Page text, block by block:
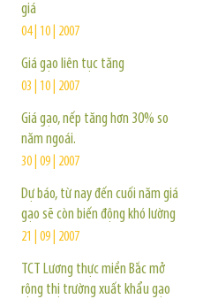
giá
04 | 10 | 2007
Giá gạo liên tục tăng
03 | 10 | 2007
Giá gạo, nếp tăng hơn 30% so
năm ngoái.
30 | 09 | 2007
Dự báo, từ nay đến cuối năm giá
gạo sẽ còn biến động khó lường
21 | 09 | 2007
TCT Lương thực miền Bắc mở
rộng thị trường xuất khẩu gạo